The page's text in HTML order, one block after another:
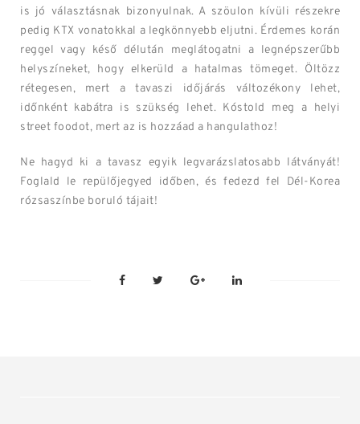
is jó választásnak bizonyulnak. A szöulon kívüli részekre
pedig KTX vonatokkal a legkönnyebb eljutni. Érdemes korán
reggel vagy késő délután meglátogatni a legnépszerűbb
helyszíneket, hogy elkerüld a hatalmas tömeget. Öltözz
rétegesen, mert a tavaszi időjárás változékony lehet,
időnként kabátra is szükség lehet. Kóstold meg a helyi
street foodot, mert az is hozzáad a hangulathoz!
Ne hagyd ki a tavasz egyik legvarázslatosabb látványát!
Foglald le repülőjegyed időben, és fedezd fel Dél-Korea
rózsaszínbe boruló tájait!